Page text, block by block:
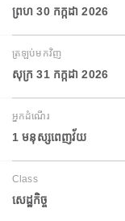
ព្រហ 30 កក្កដា 2026
ត្រឡប់មកវិញ
សុក្រ 31 កក្កដា 2026
អ្នកដំណើរ
1 មនុស្សពេញវ័យ
Class
សេដ្ឋកិច្ច